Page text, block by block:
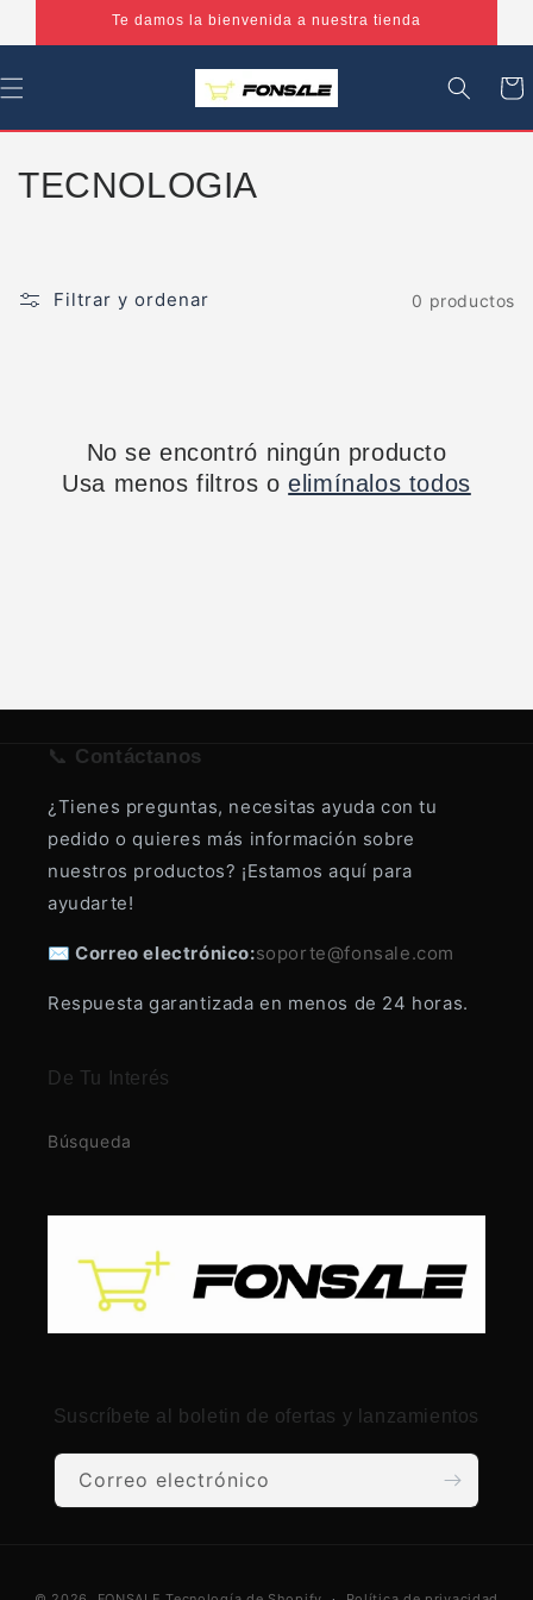
directamente
al contenido
Te damos la bienvenida a nuestra tienda
C
TECNOLOGIA
Filtrar y ordenar 0 productos
No se encontró ningún producto
Usa menos filtros oelimínalos todos
📞 Contáctanos
¿Tienes preguntas, necesitas ayuda con tu
pedido o quieres más información sobre
nuestros productos? ¡Estamos aquí para
ayudarte!
✉️ Correo electrónico:soporte@fonsale.com
Respuesta garantizada en menos de 24 horas.
De Tu Interés
Búsqueda
Suscríbete al boletin de ofertas y lanzamientos
Correo electrónico